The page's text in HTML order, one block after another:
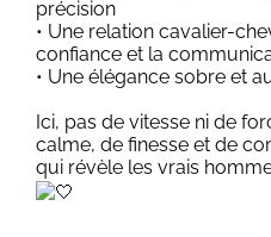
précision
• Une relation cavalier-
confiance et la
• Une élégance sobre et
Ici, pas de vitesse ni de
calme, de finesse et de
qui révèle les vrais